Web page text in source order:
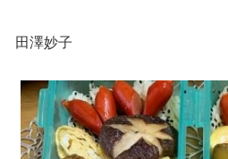
田澤妙子